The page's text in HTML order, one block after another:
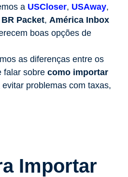
a USCloser, USAway,
BR Packet, América Inbox
boas opções de
as diferenças entre os
falar sobre como importar
evitar problemas com taxas,
Importar